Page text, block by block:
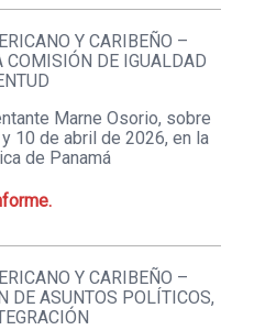
Y CARIBEÑO –
DE IGUALDAD
Marne Osorio, sobre
10 de abril de 2026, en la
de Panamá
Y CARIBEÑO –
DE ASUNTOS POLÍTICOS,